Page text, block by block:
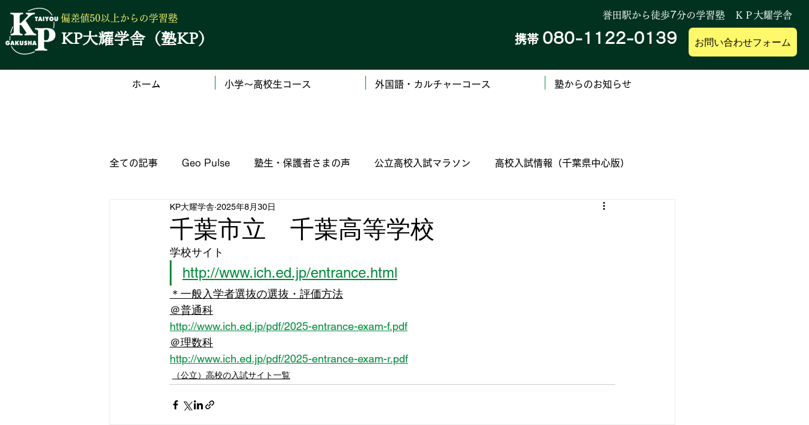
偏差値50以上からの学習塾
KP大耀学舎（塾KP）
誉田駅から徒歩7分の学習塾 ＫＰ大耀学舎
携帯 080-1122-0139 お問い合わせフォーム
ホーム 小学～高校生コース 外国語・カルチャーコース 塾からのお知らせ
全ての記事 Geo Pulse 塾生・保護者さまの声 公立高校入試マラソン 高校入試情報（千葉県中心版）
（公立）高校の入試サイト一覧 （国立）木更津工業高等専門学校
塾からのお知らせ
千葉市立 千葉高等学校
KP大耀学舎 2025年8月30日
学校サイト
http://www.ich.ed.jp/entrance.html
＊一般入学者選抜の選抜・評価方法
＠普通科
http://www.ich.ed.jp/pdf/2025-entrance-exam-f.pdf
＠理数科
http://www.ich.ed.jp/pdf/2025-entrance-exam-r.pdf
（公立）高校の入試サイト一覧